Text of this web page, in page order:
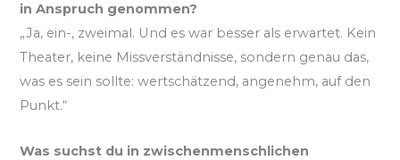
in Anspruch genommen?
„Ja, ein-, zweimal. Und es war besser als erwartet. Kein
Theater, keine Missverständnisse, sondern genau das,
was es sein sollte: wertschätzend, angenehm, auf den
Punkt.“
Was suchst du in zwischenmenschlichen